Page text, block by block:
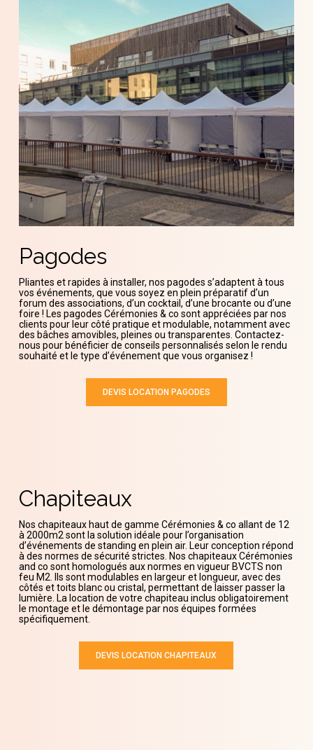
Pagodes
Pliantes et rapides à installer, nos pagodes s’adaptent à tous
vos événements, que vous soyez en plein préparatif d’un
forum des associations, d’un cocktail, d’une brocante ou d’une
foire ! Les pagodes Cérémonies & co sont appréciées par nos
clients pour leur côté pratique et modulable, notamment avec
des bâches amovibles, pleines ou transparentes. Contactez-
nous pour bénéficier de conseils personnalisés selon le rendu
souhaité et le type d’événement que vous organisez !
DEVIS LOCATION PAGODES
Chapiteaux
Nos chapiteaux haut de gamme Cérémonies & co allant de 12
à 2000m2 sont la solution idéale pour l’organisation
d’événements de standing en plein air. Leur conception répond
à des normes de sécurité strictes. Nos chapiteaux Cérémonies
and co sont homologués aux normes en vigueur BVCTS non
feu M2. Ils sont modulables en largeur et longueur, avec des
côtés et toits blanc ou cristal, permettant de laisser passer la
lumière. La location de votre chapiteau inclus obligatoirement
le montage et le démontage par nos équipes formées
spécifiquement.
DEVIS LOCATION CHAPITEAUX